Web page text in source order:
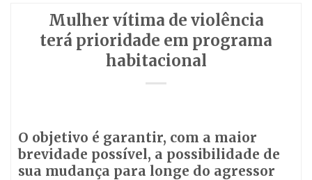
Mulher vítima de violência
terá prioridade em programa
habitacional
O objetivo é garantir, com a maior
brevidade possível, a possibilidade de
sua mudança para longe do agressor